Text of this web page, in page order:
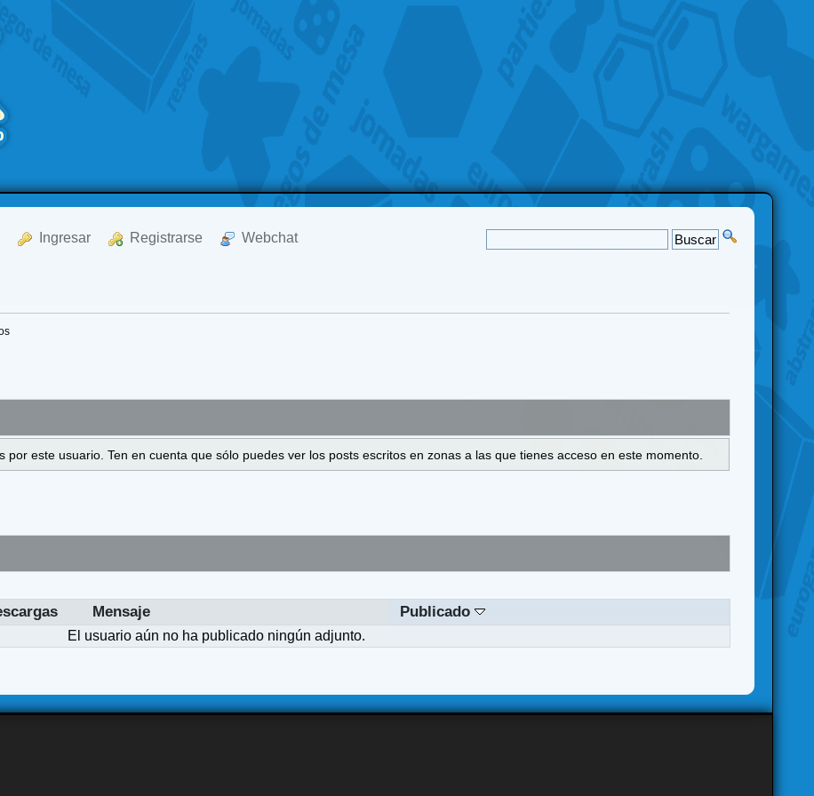
Ingresar Registrarse Webchat
este usuario. Ten en cuenta que sólo puedes ver los posts escritos en zonas a las que tienes acceso en este momento.
Mensaje Publicado
El usuario aún no ha publicado ningún adjunto.